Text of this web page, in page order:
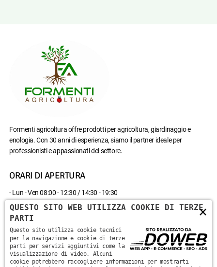
Formenti agricoltura offre prodotti per agricoltura, giardinaggio e
enologia. Con 30 anni di esperienza, siamo il partner ideale per
professionisti e appassionati del settore.
ORARI DI APERTURA
- Lun - Ven 08:00 - 12:30 / 14:30 - 19:30
- Sab 08:00 - 12:30
- Domenica chiuso
CONTATTACI
Via Monte Santa Viola, 13 - 37142 - Marzana, Verona
×
QUESTO SITO WEB UTILIZZA COOKIE DI TERZE
PARTI
Questo sito utilizza cookie tecnici
per la navigazione e cookie di terze
parti per servizi aggiuntivi come la
visualizzazione di video. Alcuni
cookie potrebbero raccogliere informazioni per mostrarti